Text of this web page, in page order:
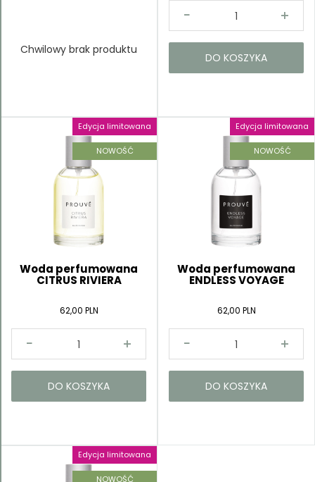
Chwilowy brak produktu
DO KOSZYKA
Edycja limitowana
NOWOŚĆ
Woda perfumowana
CITRUS RIVIERA
62,00 PLN
DO KOSZYKA
Edycja limitowana
NOWOŚĆ
Woda perfumowana
ENDLESS VOYAGE
62,00 PLN
DO KOSZYKA
Edycja limitowana
NOWOŚĆ